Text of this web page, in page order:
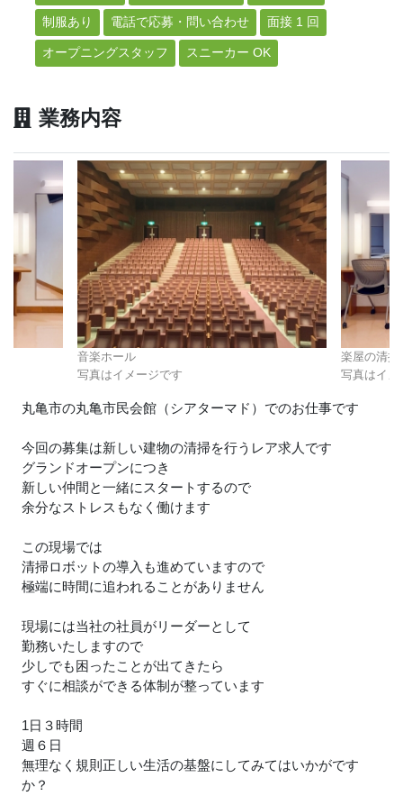
制服あり 電話で応募・問い合わせ 面接 1 回
オープニングスタッフ スニーカー OK
業務内容
音楽ホール
写真はイメージです
楽屋の清掃
写真はイメ
丸亀市の丸亀市民会館（シアターマド）でのお仕事です
今回の募集は新しい建物の清掃を行うレア求人です
グランドオープンにつき
新しい仲間と一緒にスタートするので
余分なストレスもなく働けます
この現場では
清掃ロボットの導入も進めていますので
極端に時間に追われることがありません
現場には当社の社員がリーダーとして
勤務いたしますので
少しでも困ったことが出てきたら
すぐに相談ができる体制が整っています
1日３時間
週６日
無理なく規則正しい生活の基盤にしてみてはいかがです
か？